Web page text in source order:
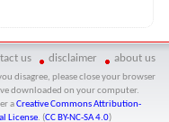
us disclaimer about us
disagree, please close your browser
downloaded on your computer.
aCreative Commons Attribution-
License. (CC BY-NC-SA 4.0)